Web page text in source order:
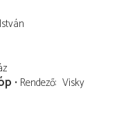
Rendező Visky